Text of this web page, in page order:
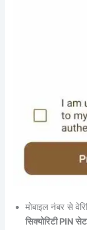
मोबाइल नंबर से
सिक्योरिटी PIN